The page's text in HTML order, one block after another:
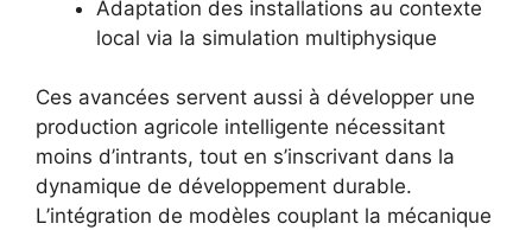
Adaptation des installations au contexte
local via la simulation multiphysique
Ces avancées servent aussi à développer une
production agricole intelligente nécessitant
moins d’intrants, tout en s’inscrivant dans la
dynamique de développement durable.
L’intégration de modèles couplant la mécanique